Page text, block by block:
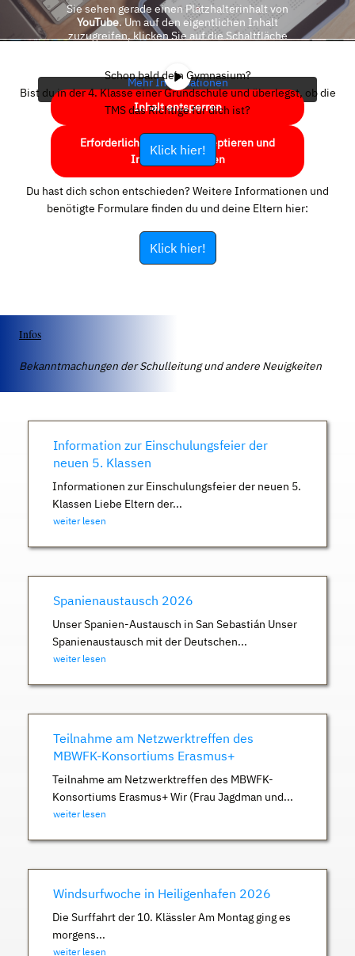
Sie sehen gerade einen Platzhalterinhalt von
YouTube. Um auf den eigentlichen Inhalt
zuzugreifen, klicken Sie auf die Schaltfläche
Mehr Informationen
Inhalt entsperren
Erforderlichen Service akzeptieren und
Inhalte entsperren
Schon bald dein Gymnasium?
Bist du in der 4. Klasse einer Grundschule und überlegst, ob die
TMS das Richtige für dich ist?
Klick hier!
Du hast dich schon entschieden? Weitere Informationen und
benötigte Formulare finden du und deine Eltern hier:
Klick hier!
Infos
Bekanntmachungen der Schulleitung und andere Neuigkeiten
Information zur Einschulungsfeier der
neuen 5. Klassen
Informationen zur Einschulungsfeier der neuen 5.
Klassen Liebe Eltern der...
weiter lesen
Spanienaustausch 2026
Unser Spanien-Austausch in San Sebastián Unser
Spanienaustausch mit der Deutschen...
weiter lesen
Teilnahme am Netzwerktreffen des
MBWFK-Konsortiums Erasmus+
Teilnahme am Netzwerktreffen des MBWFK-
Konsortiums Erasmus+ Wir (Frau Jagdman und...
weiter lesen
Windsurfwoche in Heiligenhafen 2026
Die Surffahrt der 10. Klässler Am Montag ging es
morgens...
weiter lesen